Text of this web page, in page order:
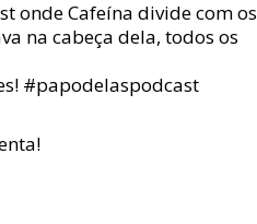
onde Cafeína divide com os
na cabeça dela, todos os
#papodelaspodcast